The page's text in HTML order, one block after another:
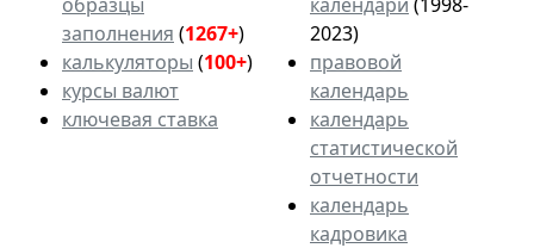
заполнения (1267+)
калькуляторы (100+)
курсы валют
ключевая ставка
2023)
правовой
календарь
календарь
статистической
отчетности
календарь
кадровика